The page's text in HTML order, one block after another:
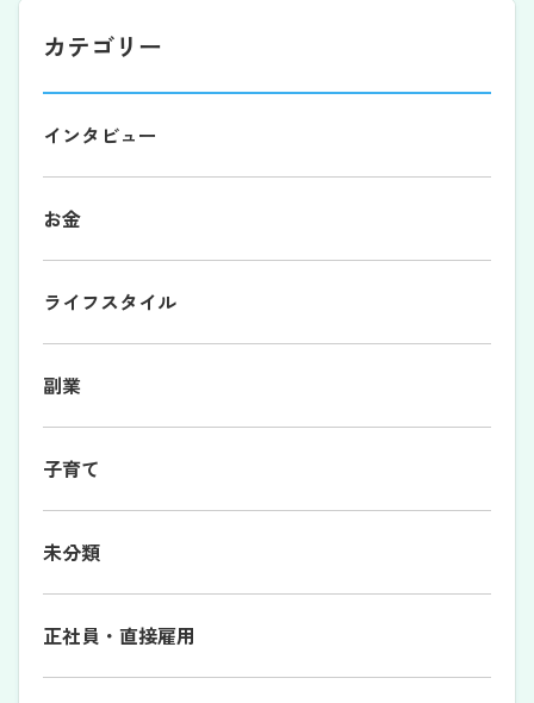
カテゴリー
インタビュー
お金
ライフスタイル
副業
子育て
未分類
正社員・直接雇用